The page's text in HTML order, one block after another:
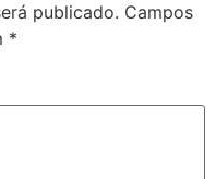
publicado. Campos
*